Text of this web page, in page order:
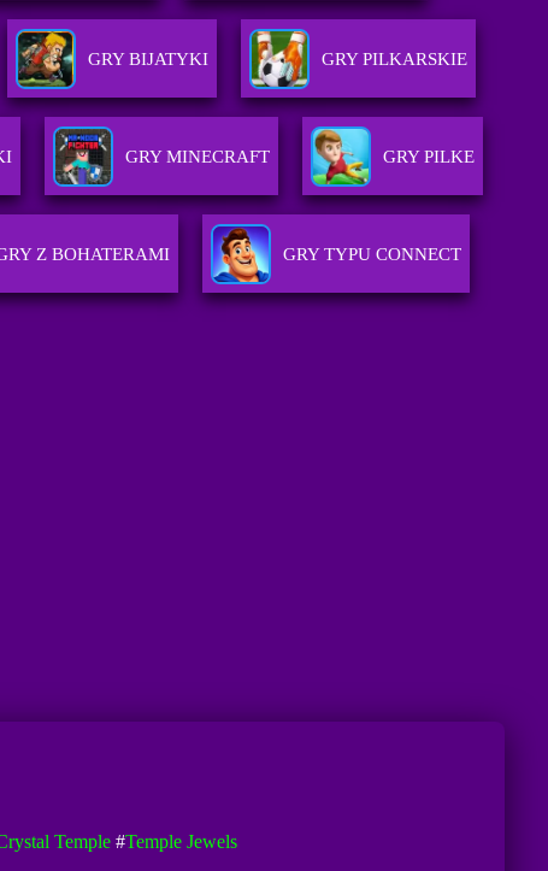
GRY BIJATYKI GRY PILKARSKIE
GRY MINECRAFT GRY PILKE
Z BOHATERAMI GRY TYPU CONNECT
Temple#Temple Jewels